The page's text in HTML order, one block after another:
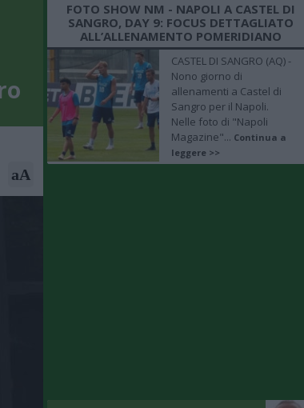
aA
FOTO SHOW NM - NAPOLI A CASTEL DI
SANGRO, DAY 9: FOCUS DETTAGLIATO
ALL’ALLENAMENTO POMERIDIANO
CASTEL DI SANGRO (AQ) -
Nono giorno di
allenamenti a Castel di
Sangro per il Napoli.
Nelle foto di "Napoli
Magazine"... Continua a
leggere >>